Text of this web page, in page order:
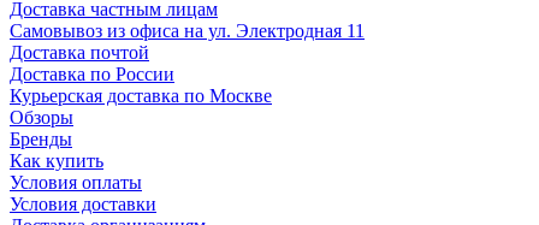
Доставка частным лицам
Самовывоз из офиса на ул. Электродная 11
Доставка почтой
Доставка по России
Курьерская доставка по Москве
Обзоры
Бренды
Как купить
Условия оплаты
Условия доставки